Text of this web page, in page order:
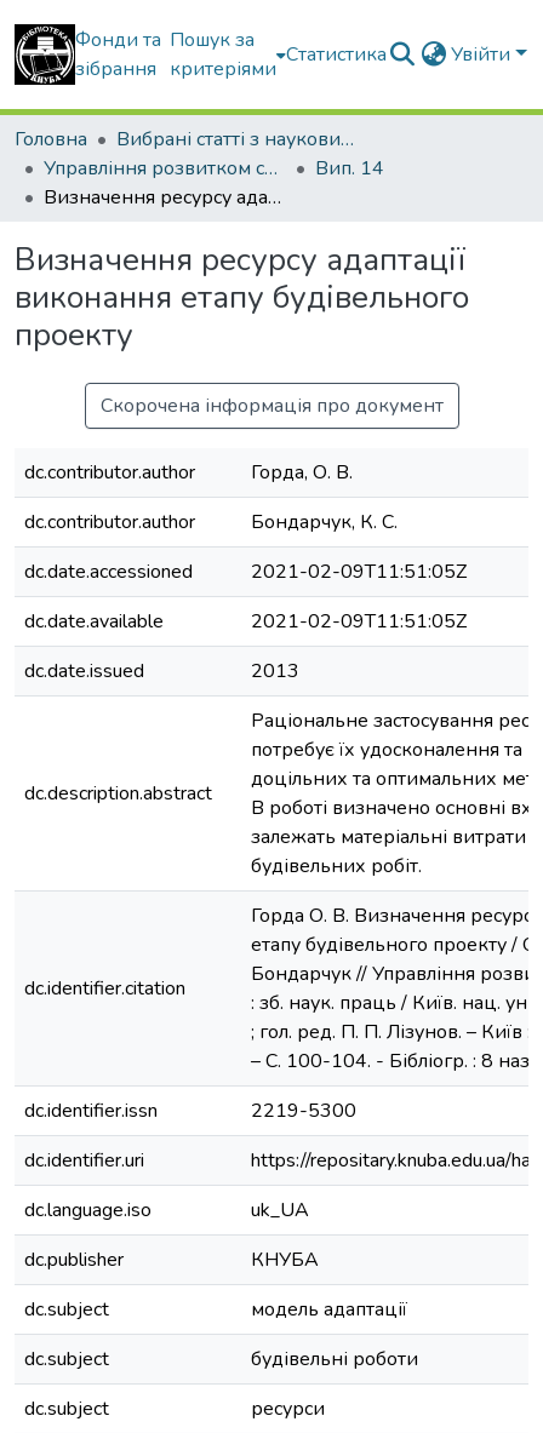
Фонди та
зібрання
Пошук за
критеріями
Статистика Увійти
Головна
Вибрані статті з наукових збірників КНУБА
Управління розвитком складних систем
Вип. 14
Визначення ресурсу адаптації виконання етапу будівельного проекту
Визначення ресурсу адаптації
виконання етапу будівельного
проекту
Скорочена інформація про документ
dc.contributor.author
Горда, О. В.
dc.contributor.author
Бондарчук, К. С.
dc.date.accessioned
2021-02-09T11:51:05Z
dc.date.available
2021-02-09T11:51:05Z
dc.date.issued
2013
dc.description.abstract
Раціональне застосування
потребує їх удосконалення та
доцільних та оптимальних
В роботі визначено основні
залежать матеріальні витрати
будівельних робіт.
dc.identifier.citation
Горда О. В. Визначення
етапу будівельного проекту /
Бондарчук // Управління
: зб. наук. праць / Київ. нац. ун-
; гол. ред. П. П. Лізунов. –
– С. 100-104. - Бібліогр. : 8 назв.
dc.identifier.issn
2219-5300
dc.identifier.uri
https://repositary.knuba.edu.ua/
dc.language.iso
uk_UA
dc.publisher
КНУБА
dc.subject
модель адаптації
dc.subject
будівельні роботи
dc.subject
ресурси